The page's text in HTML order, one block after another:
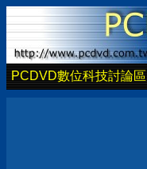
PCDVD數位科技討論區